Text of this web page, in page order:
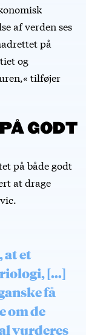
af verden ses
på
og
tilføjer
GODT
på både godt
at drage
at et
[…]
få
om de
vurderes